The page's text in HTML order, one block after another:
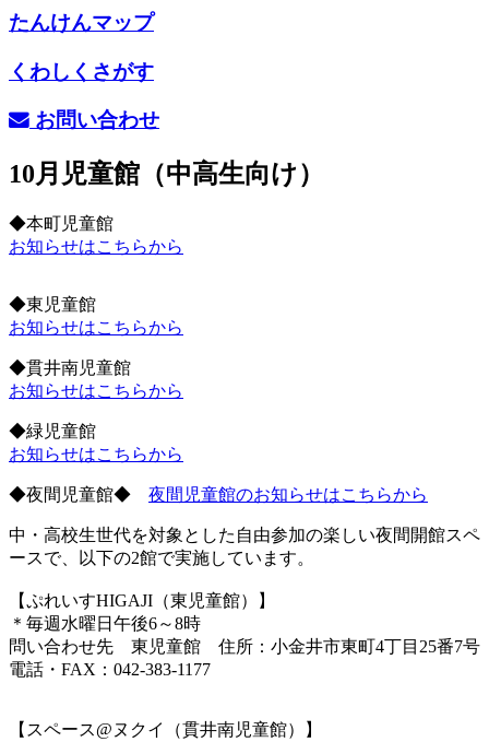
たんけんマップ
くわしくさがす
お問い合わせ
10月児童館（中高生向け）
◆本町児童館
お知らせはこちらから
◆東児童館
お知らせはこちらから
◆貫井南児童館
お知らせはこちらから
◆緑児童館
お知らせはこちらから
◆夜間児童館◆ 夜間児童館のお知らせはこちらから
中・高校生世代を対象とした自由参加の楽しい夜間開館スペ
ースで、以下の2館で実施しています。
【ぷれいすHIGAJI（東児童館）】
＊毎週水曜日午後6～8時
問い合わせ先 東児童館 住所：小金井市東町4丁目25番7号
電話・FAX：042-383-1177
【スペース@ヌクイ（貫井南児童館）】